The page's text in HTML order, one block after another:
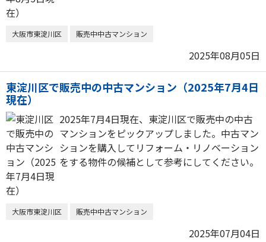
大阪市東淀川区 販売中中古マンション
2025年08月05日
東淀川区で販売中の中古マンション（2025年7月4日
現在）
2025年7月4日現在、東淀川区で販売中の中古
マンションをピックアップしました。中古マン
ションを購入してリフォーム・リノベーション
をする物件の候補として参考にしてください。
大阪市東淀川区 販売中中古マンション
2025年07月04日